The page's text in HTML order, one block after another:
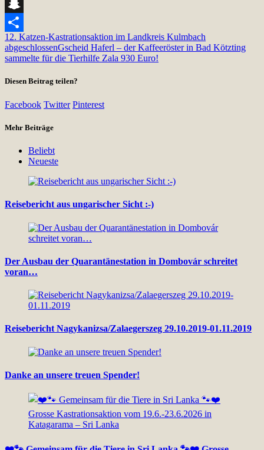
Telegram
Snapchat
Teilen
1 2. Katzen-Kastrationsaktion im Landkreis Kulmbach
abgeschlossenGscheid Haferl – der Kaffeeröster in Bad Kötzting
sammelte für die Tierhilfe Zala 930 Euro!
Diesen Beitrag teilen?
Facebook Twitter Pinterest
Mehr Beiträge
Beliebt
Neueste
Reisebericht aus ungarischer Sicht :-)
Der Ausbau der Quarantänestation in Dombovár schreitet
voran…
Reisebericht Nagykanizsa/Zalaegerszeg 29.10.2019-01.11.2019
Danke an unsere treuen Spender!